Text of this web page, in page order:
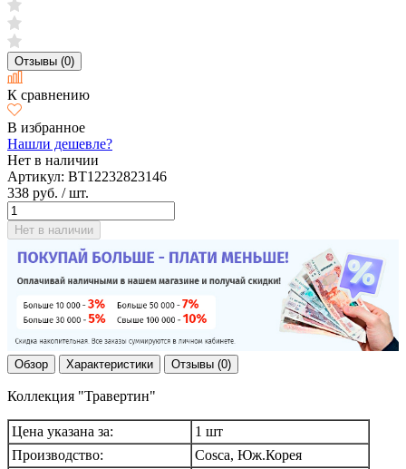
Отзывы (0)
К сравнению
В избранное
Нашли дешевле?
Нет в наличии
Артикул: BT12232823146
338 руб. / шт.
Нет в наличии
Обзор Характеристики Отзывы (0)
Коллекция "Травертин"
Цена указана за:
1 шт
Производство:
Cosca, Юж.Корея